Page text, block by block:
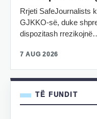
Rrjeti SafeJournalists
GJKKO-së, duke
dispozitash
7 AUG 2026
TË FUNDIT